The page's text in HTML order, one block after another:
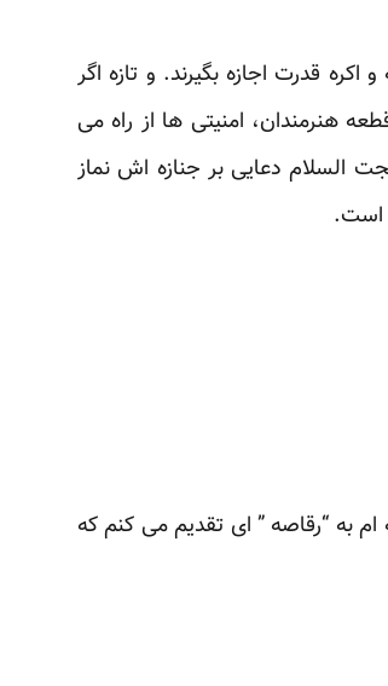
قدرت اجازه بگیرند. و تازه اگر
هنرمندان، امنیتی ها از راه می
السلام دعایی بر جنازه اش نماز
است.
به “رقاصه ” ای تقدیم می کنم که